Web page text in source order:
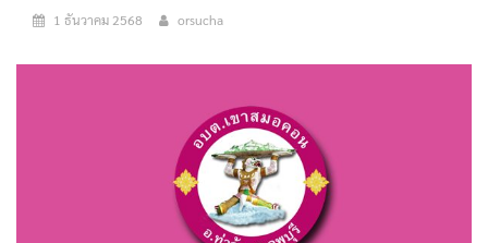
1 ธันวาคม 2568 orsucha